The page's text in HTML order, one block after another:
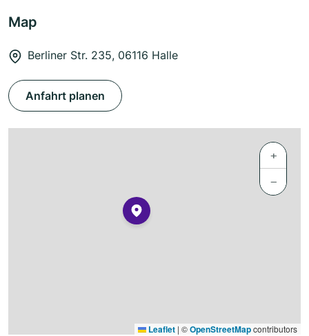
Map
Berliner Str. 235, 06116 Halle
Anfahrt planen
+
−
Leaflet | ©OpenStreetMapcontributors